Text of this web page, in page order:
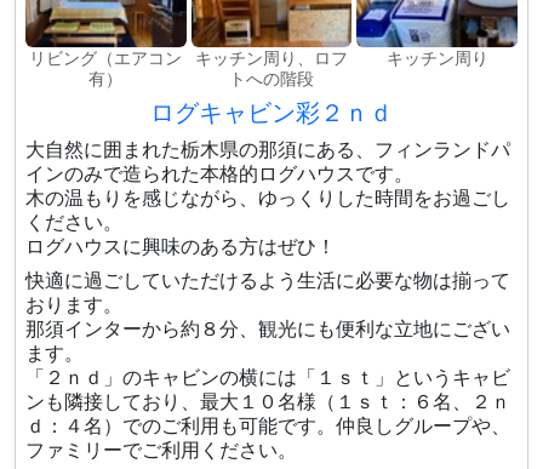
リビング（エアコン
有）
キッチン周り、ロフ
トへの階段
キッチン周り
ログキャビン彩２ｎｄ
大自然に囲まれた栃木県の那須にある、フィンランドパ
インのみで造られた本格的ログハウスです。
木の温もりを感じながら、ゆっくりした時間をお過ごし
ください。
ログハウスに興味のある方はぜひ！
快適に過ごしていただけるよう生活に必要な物は揃って
おります。
那須インターから約８分、観光にも便利な立地にござい
ます。
「２ｎｄ」のキャビンの横には「１ｓｔ」というキャビ
ンも隣接しており、最大１０名様（１ｓｔ：６名、２ｎ
ｄ：４名）でのご利用も可能です。仲良しグループや、
ファミリーでご利用ください。